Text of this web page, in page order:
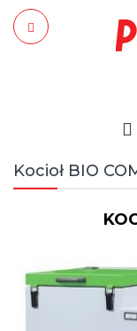
Kocioł BIO